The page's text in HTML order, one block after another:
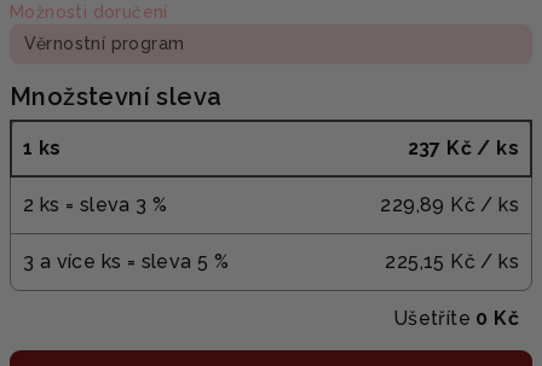
Možnosti doručení
Věrnostní program
Množstevní sleva
1 ks 237 Kč / ks
2 ks = sleva 3 % 229,89 Kč / ks
3 a více ks = sleva 5 % 225,15 Kč / ks
Ušetříte 0 Kč